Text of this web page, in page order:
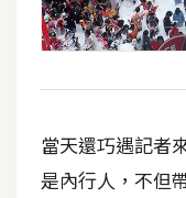
k
e
伺
服
當天還巧遇記者
是內行人，不但